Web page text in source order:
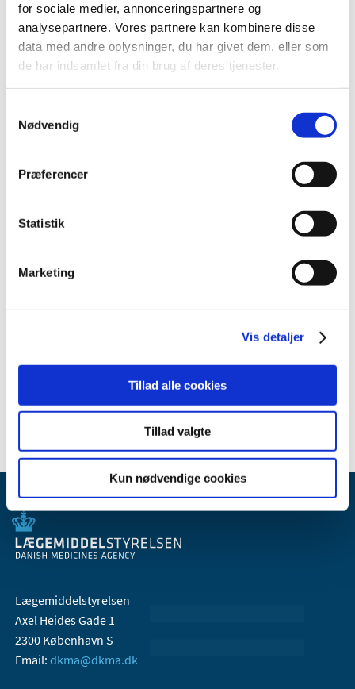
for sociale medier, annonceringspartnere og
analysepartnere. Vores partnere kan kombinere disse
data med andre oplysninger, du har givet dem, eller som
de har indsamlet fra din brug af deres tjenester.
Nødvendig
Præferencer
Statistik
Marketing
Vis detaljer
Tillad alle cookies
Tillad valgte
Kun nødvendige cookies
2017 (167)
2016 (167)
2015 (33)
2012 (44)
2010 (7)
december (1)
2005 (2)
Lægemiddelstyrelsen
Axel Heides Gade 1
2300 København S
Email: dkma@dkma.dk